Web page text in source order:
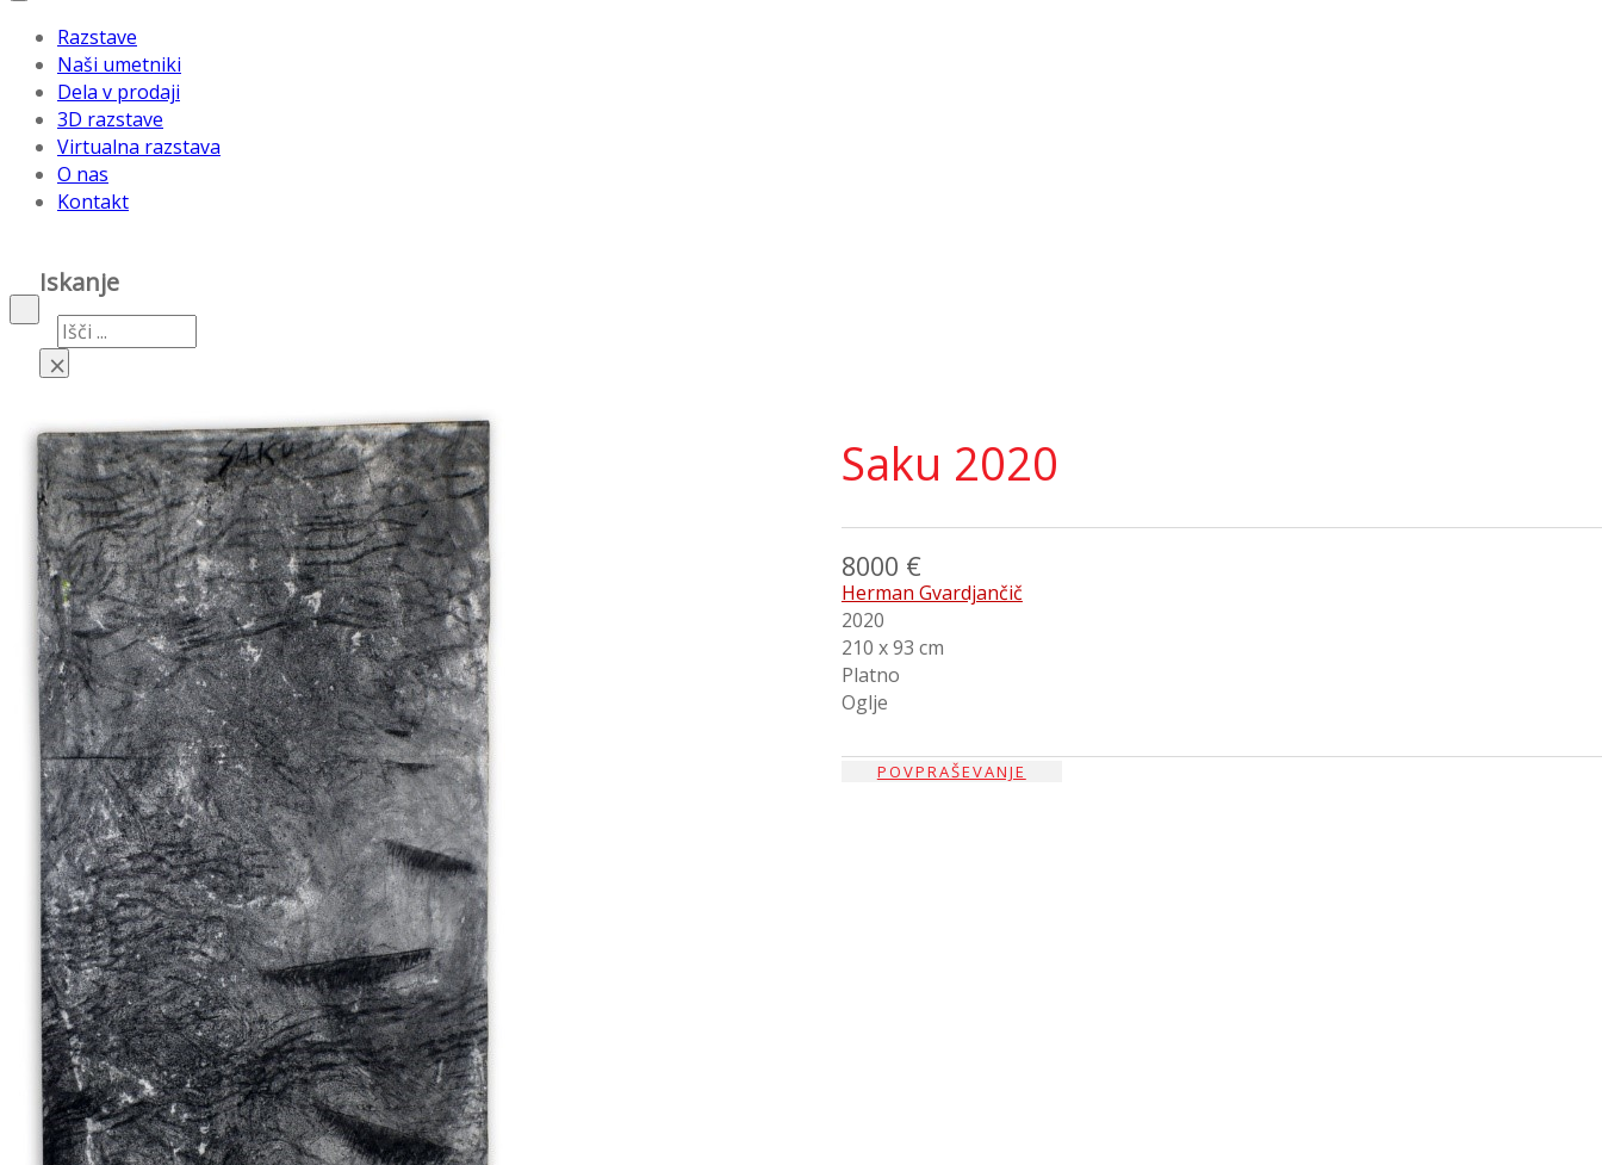
Razstave
Naši umetniki
Dela v prodaji
3D razstave
Virtualna razstava
O nas
Kontakt
Iskanje
×
Saku 2020
8000 €
Herman Gvardjančič
2020
210 x 93 cm
Platno
Oglje
POVPRAŠEVANJE